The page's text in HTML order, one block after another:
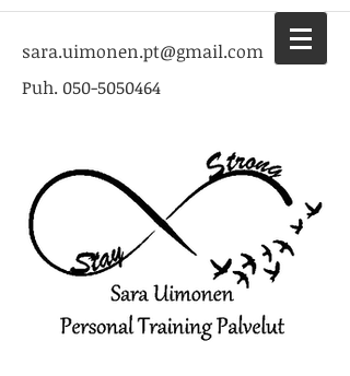
sara.uimonen.pt@gmail.com
Puh. 050-5050464